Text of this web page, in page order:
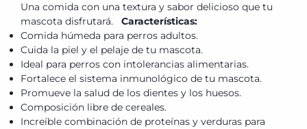
Una comida con una textura y sabor delicioso que tu
mascota disfrutará. Características:
Comida húmeda para perros adultos.
Cuida la piel y el pelaje de tu mascota.
Ideal para perros con intolerancias alimentarias.
Fortalece el sistema inmunológico de tu mascota.
Promueve la salud de los dientes y los huesos.
Composición libre de cereales.
Increíble combinación de proteínas y verduras para